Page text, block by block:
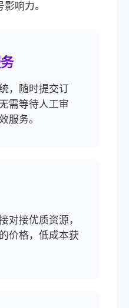
响力。
，随时提交订
需等待人工审
服务。
对接优质资源，
价格，低成本获